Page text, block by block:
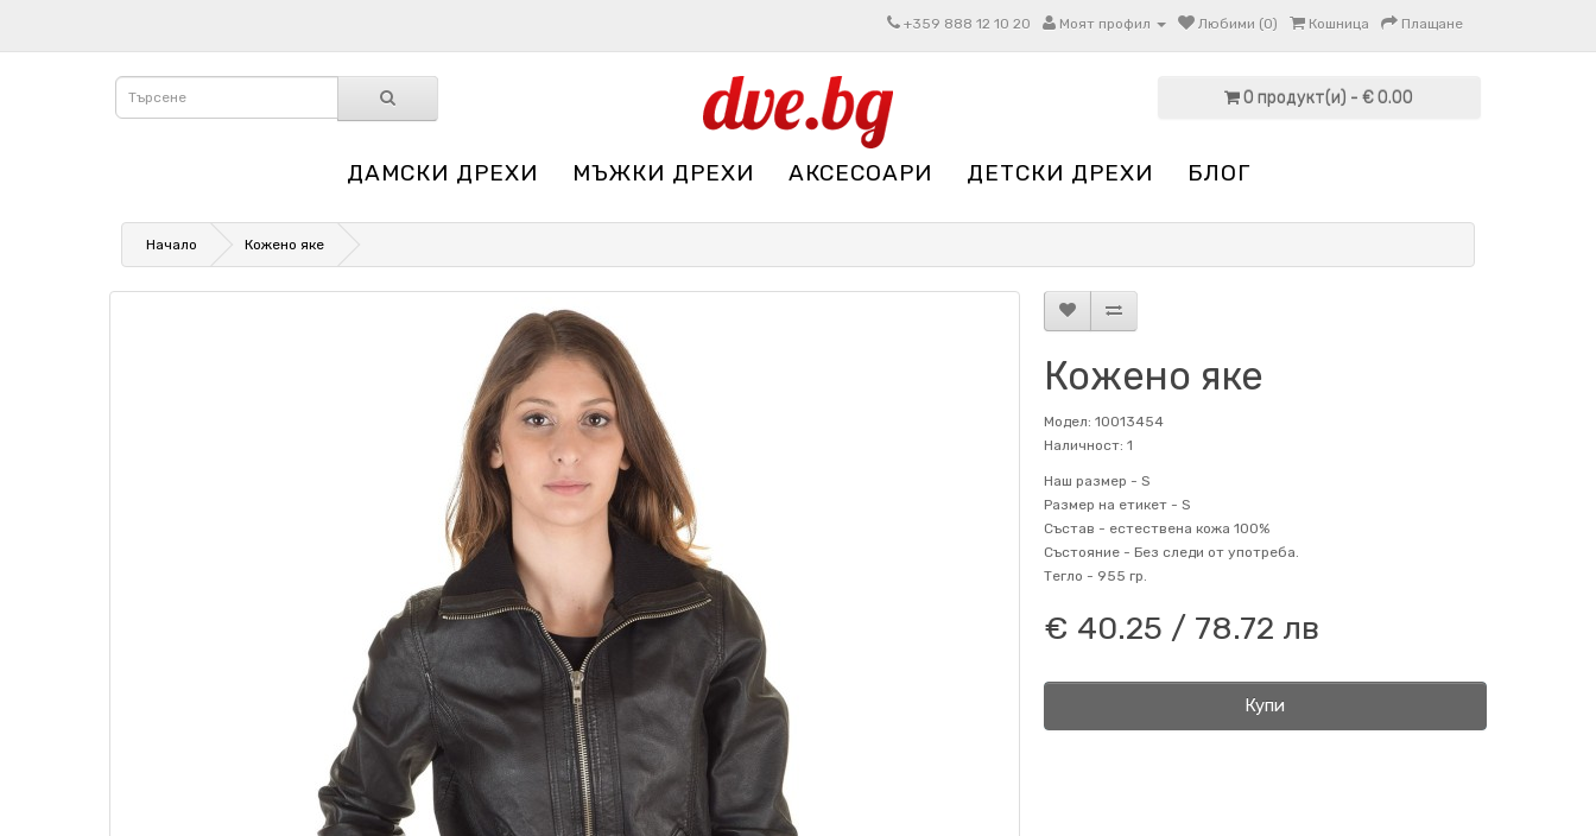
+359 888 12 10 20 Моят профил Любими (0) Кошница Плащане
0 продукт(и) - € 0.00
ДАМСКИ ДРЕХИ МЪЖКИ ДРЕХИ АКСЕСОАРИ ДЕТСКИ ДРЕХИ БЛОГ
Начало Кожено яке
Кожено яке
Модел: 10013454
Наличност: 1
Наш размер - S
Размер на етикет - S
Състав - естествена кожа 100%
Състояние - Без следи от употреба.
Тегло - 955 гр.
€ 40.25 / 78.72 лв
Купи